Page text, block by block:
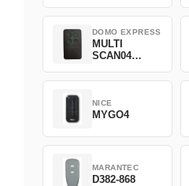
DOMO EXPRESS
MULTI
SCAN04
NICE
MYGO4
MARANTEC
D382-868